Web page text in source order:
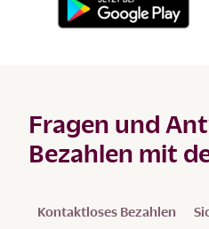
Fragen und
Bezahlen mit
Kontaktloses Bezahlen